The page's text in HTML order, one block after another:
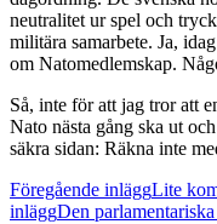
neutralitet ur spel och
militära samarbete. Ja,
om Natomedlemskap.
Så, inte för att jag tror att
Nato nästa gång ska ut
säkra sidan: Räkna inte
Föregående inläggLite
inläggDen